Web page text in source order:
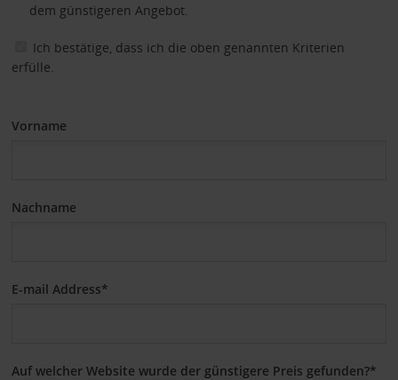
dem günstigeren Angebot.
Ich bestätige, dass ich die oben genannten Kriterien
erfülle.
Vorname
Nachname
E-mail Address*
Auf welcher Website wurde der günstigere Preis gefunden?*